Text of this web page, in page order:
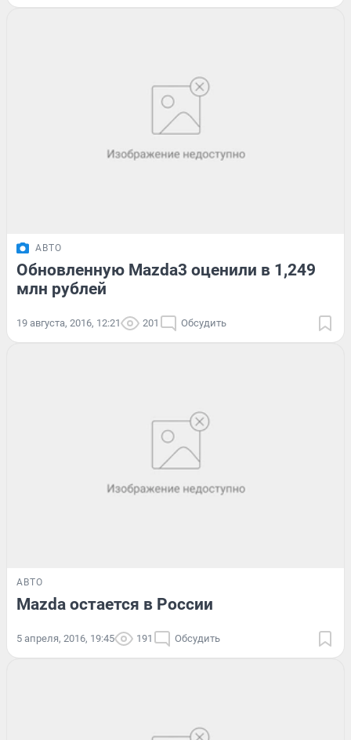
АВТО
Обновленную Mazda3 оценили в 1,249
млн рублей
19 августа, 2016, 12:21 201 Обсудить
АВТО
Mazda остается в России
5 апреля, 2016, 19:45 191 Обсудить